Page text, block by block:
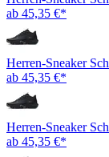
ab 45,35 €*
Herren-Sneaker
ab 45,35 €*
Herren-Sneaker
ab 45,35 €*